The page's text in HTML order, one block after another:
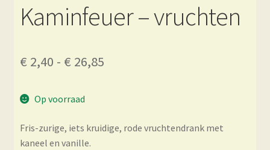
Kaminfeuer – vruchten
€ 2,40 - € 26,85Prijsklasse:
€ 26,85
Op voorraad
Fris-zurige, iets kruidige, rode vruchtendrank met
kaneel en vanille.